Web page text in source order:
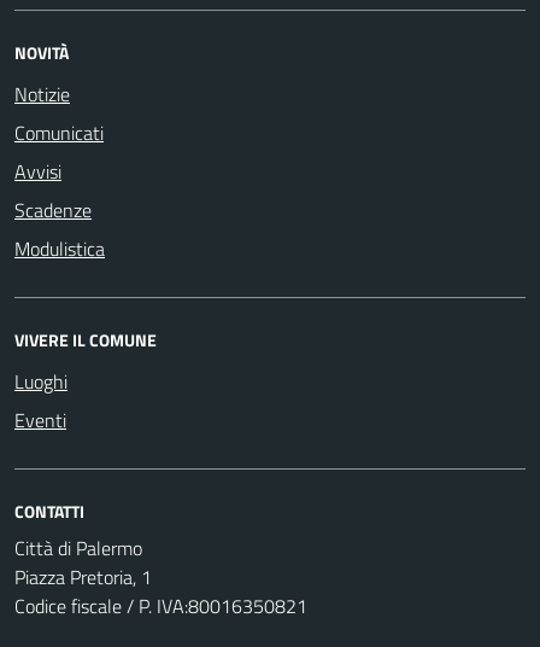
NOVITÀ
Notizie
Comunicati
Avvisi
Scadenze
Modulistica
VIVERE IL COMUNE
Luoghi
Eventi
CONTATTI
Città di Palermo
Piazza Pretoria, 1
Codice fiscale / P. IVA:80016350821